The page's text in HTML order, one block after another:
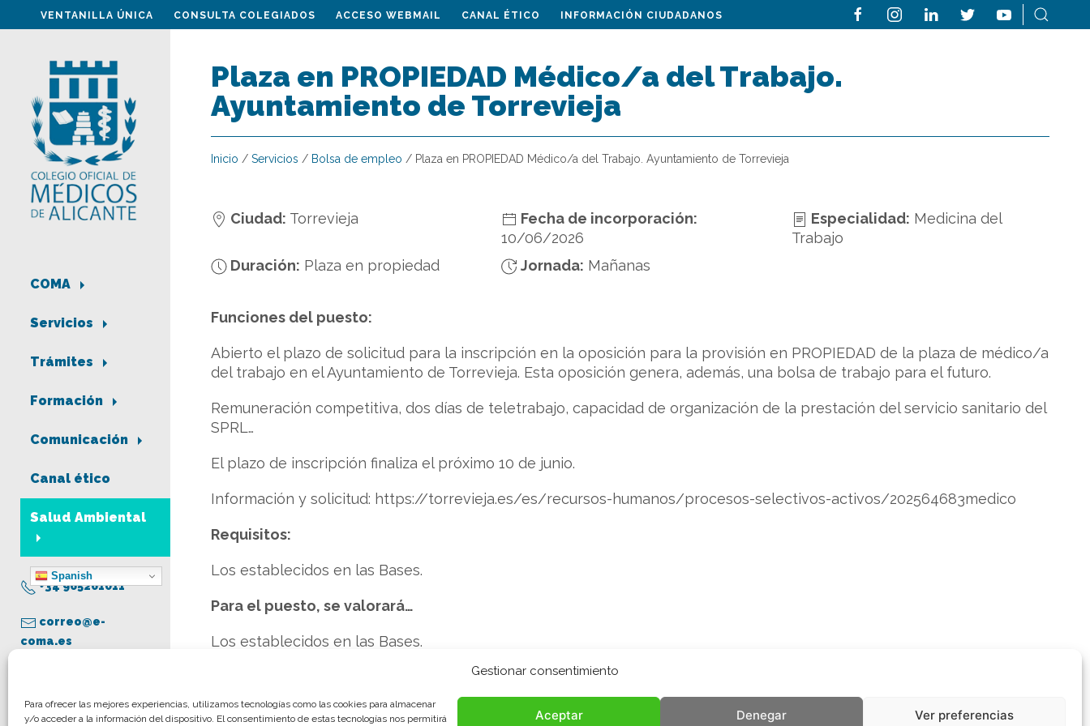
Gestionar consentimiento
Para ofrecer las mejores experiencias, utilizamos tecnologías como las cookies para almacenar
y/o acceder a la información del dispositivo. El consentimiento de estas tecnologías nos permitirá
Aceptar Denegar Ver preferencias
VENTANILLA ÚNICA CONSULTA COLEGIADOS ACCESO WEBMAIL CANAL ÉTICO INFORMACIÓN CIUDADANOS
COMA
Servicios
Trámites
Formación
Comunicación
Canal ético
Salud Ambiental
Spanish
+34 965261011
correo@e-
coma.es
Aviso legal
Plaza en PROPIEDAD Médico/a del Trabajo.
Ayuntamiento de Torrevieja
Inicio / Servicios / Bolsa de empleo / Plaza en PROPIEDAD Médico/a del Trabajo. Ayuntamiento de Torrevieja
Ciudad: Torrevieja
Fecha de incorporación:
10/06/2026
Especialidad: Medicina del
Trabajo
Duración: Plaza en propiedad Jornada: Mañanas
Funciones del puesto:
Abierto el plazo de solicitud para la inscripción en la oposición para la provisión en PROPIEDAD de la plaza de médico/a
del trabajo en el Ayuntamiento de Torrevieja. Esta oposición genera, además, una bolsa de trabajo para el futuro.
Remuneración competitiva, dos días de teletrabajo, capacidad de organización de la prestación del servicio sanitario del
SPRL…
El plazo de inscripción finaliza el próximo 10 de junio.
Información y solicitud: https://torrevieja.es/es/recursos-humanos/procesos-selectivos-activos/202564683medico
Requisitos:
Los establecidos en las Bases.
Para el puesto, se valorará…
Los establecidos en las Bases.
Departamento de Recursos Humanos